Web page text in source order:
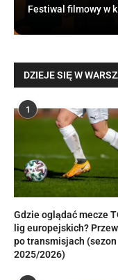
Festiwal filmowy w
DZIEJE SIĘ W
1
Gdzie oglądać mecze
lig europejskich?
po transmisjach (sezon
2025/2026)